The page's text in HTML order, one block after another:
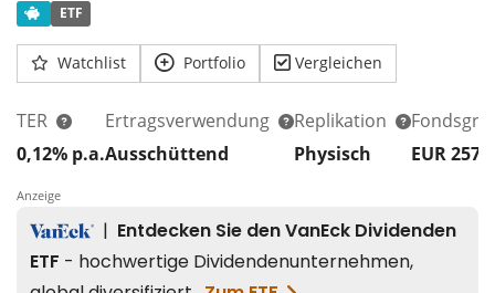
ETF
Watchlist Portfolio Vergleichen
TER
0,12% p.a.
Ertragsverwendung
Ausschüttend
Replikation
Physisch
EUR 257
Anzeige